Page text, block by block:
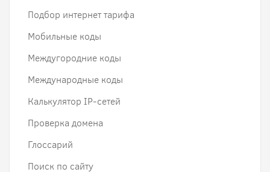
Подбор интернет тарифа
Мобильные коды
Междугородние коды
Международные коды
Калькулятор IP-сетей
Проверка домена
Глоссарий
Поиск по сайту